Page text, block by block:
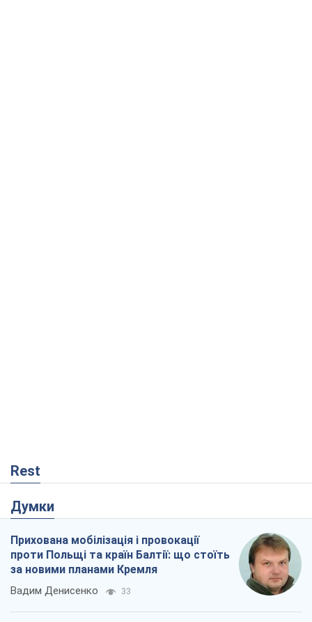
Rest
Думки
Прихована мобілізація і провокації
проти Польщі та країн Балтії: що стоїть
за новими планами Кремля
Вадим Денисенко 33